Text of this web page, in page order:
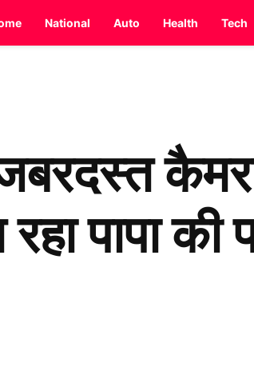
National Auto Health Tech
पापा की